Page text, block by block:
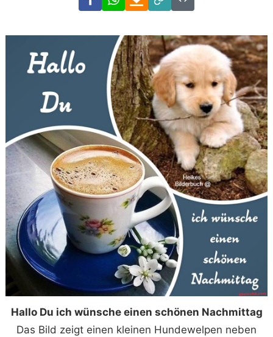
Link
Code
Hallo Du ich wünsche einen schönen Nachmittag
Das Bild zeigt einen kleinen Hundewelpen neben